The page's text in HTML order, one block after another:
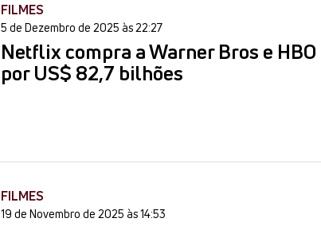
FILMES
5 de Dezembro de 2025 às 22:27
Netflix compra a Warner Bros e HBO
por US$ 82,7 bilhões
FILMES
19 de Novembro de 2025 às 14:53